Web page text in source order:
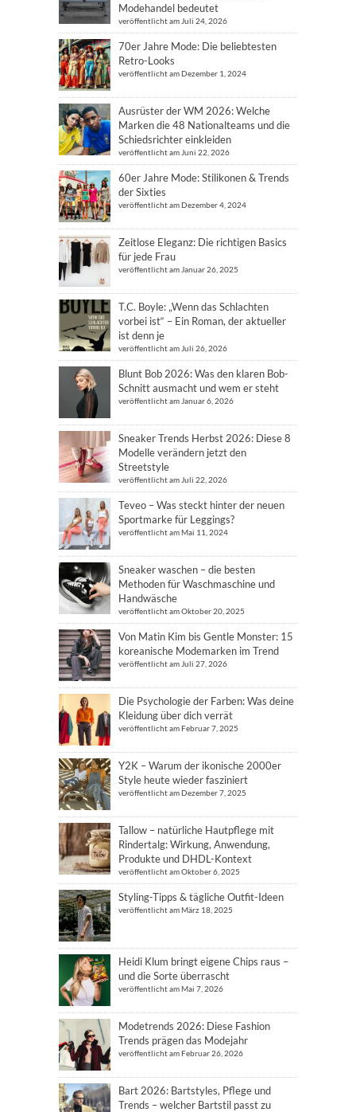
Modehandel bedeutet
veröffentlicht am Juli 24, 2026
70er Jahre Mode: Die beliebtesten
Retro-Looks
veröffentlicht am Dezember 1, 2024
Ausrüster der WM 2026: Welche
Marken die 48 Nationalteams und die
Schiedsrichter einkleiden
veröffentlicht am Juni 22, 2026
60er Jahre Mode: Stilikonen & Trends
der Sixties
veröffentlicht am Dezember 4, 2024
Zeitlose Eleganz: Die richtigen Basics
für jede Frau
veröffentlicht am Januar 26, 2025
T.C. Boyle: „Wenn das Schlachten
vorbei ist“ – Ein Roman, der aktueller
ist denn je
veröffentlicht am Juli 26, 2026
Blunt Bob 2026: Was den klaren Bob-
Schnitt ausmacht und wem er steht
veröffentlicht am Januar 6, 2026
Sneaker Trends Herbst 2026: Diese 8
Modelle verändern jetzt den
Streetstyle
veröffentlicht am Juli 22, 2026
Teveo – Was steckt hinter der neuen
Sportmarke für Leggings?
veröffentlicht am Mai 11, 2024
Sneaker waschen – die besten
Methoden für Waschmaschine und
Handwäsche
veröffentlicht am Oktober 20, 2025
Von Matin Kim bis Gentle Monster: 15
koreanische Modemarken im Trend
veröffentlicht am Juli 27, 2026
Die Psychologie der Farben: Was deine
Kleidung über dich verrät
veröffentlicht am Februar 7, 2025
Y2K – Warum der ikonische 2000er
Style heute wieder fasziniert
veröffentlicht am Dezember 7, 2025
Tallow – natürliche Hautpflege mit
Rindertalg: Wirkung, Anwendung,
Produkte und DHDL-Kontext
veröffentlicht am Oktober 6, 2025
Styling-Tipps & tägliche Outfit-Ideen
veröffentlicht am März 18, 2025
Heidi Klum bringt eigene Chips raus –
und die Sorte überrascht
veröffentlicht am Mai 7, 2026
Modetrends 2026: Diese Fashion
Trends prägen das Modejahr
veröffentlicht am Februar 26, 2026
Bart 2026: Bartstyles, Pflege und
Trends – welcher Bartstil passt zu